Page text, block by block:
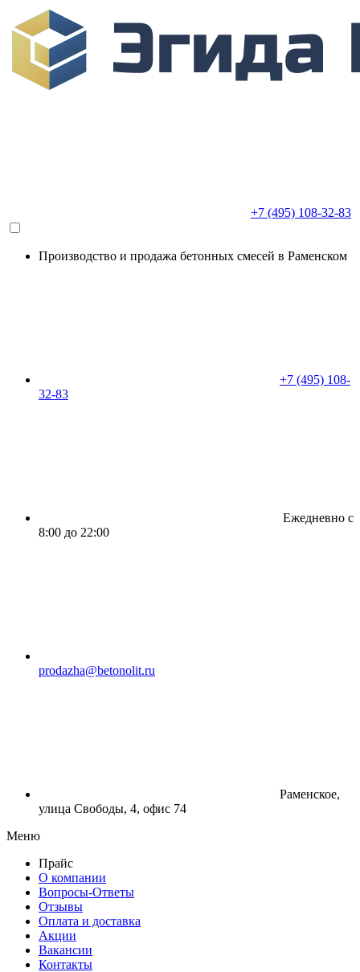
+7 (495) 108-32-83
Производство и продажа бетонных смесей в Раменском
+7 (495) 108-
32-83
Ежедневно с
8:00 до 22:00
prodazha@betonolit.ru
Раменское,
улица Свободы, 4, офис 74
Меню
Прайс
О компании
Вопросы-Ответы
Отзывы
Оплата и доставка
Акции
Вакансии
Контакты